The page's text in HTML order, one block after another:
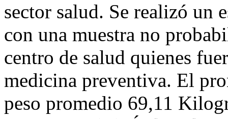
sector salud. Se realizó un
con una muestra no
centro de salud quienes
medicina preventiva. El
peso promedio 69,11